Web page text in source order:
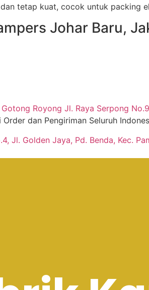
tetap kuat, cocok untuk packing
Johar Baru,
Gotong Royong Jl. Raya Serpong
Order dan Pengiriman Seluruh
Jl. Golden Jaya, Pd. Benda, Kec.